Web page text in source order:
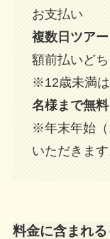
お支払い
複数日ツアー
額前払いど
※12歳未満
名様まで無料
※年末年始（
いただきます
料金に含まれ